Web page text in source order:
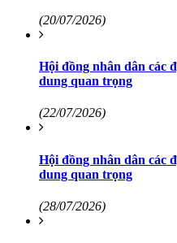
(20/07/2026)
Hội đồng nhân dân các
dung quan trọng
(22/07/2026)
Hội đồng nhân dân các
dung quan trọng
(28/07/2026)